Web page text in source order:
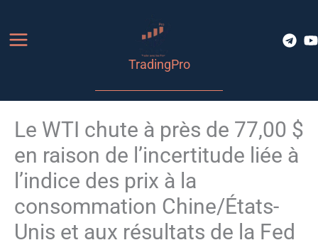
contenu
TradingPro
Le WTI chute à près de 77,00 $
en raison de l’incertitude liée à
l’indice des prix à la
consommation Chine/États-
Unis et aux résultats de la Fed